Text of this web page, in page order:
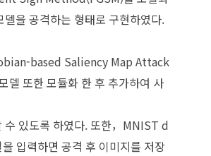
델을 공격하는 형태로 구현하였다.
based Saliency Map Attack
델 또한 모듈화 한 후 추가하여 사
수 있도록 하였다. 또한，MNIST d
입력하면 공격 후 이미지를 저장